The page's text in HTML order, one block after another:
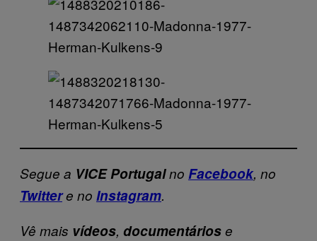
Segue a VICE Portugalno Facebook, no
Twittere no Instagram.
Vê mais vídeos, documentáriose